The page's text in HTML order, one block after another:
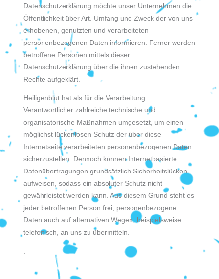
Datenschutzerklärung möchte unser Unternehmen die
Öffentlichkeit über Art, Umfang und Zweck der von uns
erhobenen, genutzten und verarbeiteten
personenbezogenen Daten informieren. Ferner werden
betroffene Personen mittels dieser
Datenschutzerklärung über die ihnen zustehenden
Rechte aufgeklärt.
Heiligenblut hat als für die Verarbeitung
Verantwortlicher zahlreiche technische und
organisatorische Maßnahmen umgesetzt, um einen
möglichst lückenlosen Schutz der über diese
Internetseite verarbeiteten personenbezogenen Daten
sicherzustellen. Dennoch können Internetbasierte
Datenübertragungen grundsätzlich Sicherheitslücken
aufweisen, sodass ein absoluter Schutz nicht
gewährleistet werden kann. Aus diesem Grund steht es
jeder betroffenen Person frei, personenbezogene
Daten auch auf alternativen Wegen, beispielsweise
telefonisch, an uns zu übermitteln.